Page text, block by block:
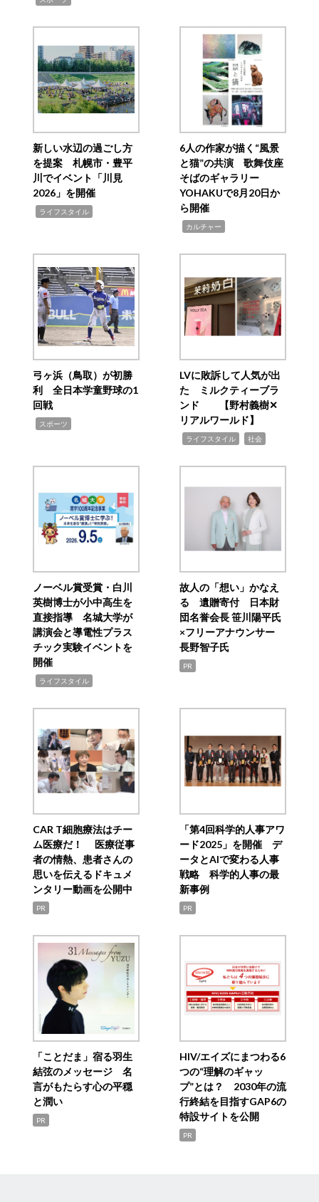
新しい水辺の過ごし方
を提案 札幌市・豊平
川でイベント「川見
2026」を開催
ライフスタイル
6人の作家が描く“風景
と猫”の共演 歌舞伎座
そばのギャラリー
YOHAKUで8月20日か
ら開催
カルチャー
弓ヶ浜（鳥取）が初勝
利 全日本学童野球の1
回戦
スポーツ
LVに敗訴して人気が出
た ミルクティーブラ
ンド 【野村義樹✕
リアルワールド】
ライフスタイル 社会
ノーベル賞受賞・白川
英樹博士が小中高生を
直接指導 名城大学が
講演会と導電性プラス
チック実験イベントを
開催
ライフスタイル
故人の「想い」かなえ
る 遺贈寄付 日本財
団名誉会長 笹川陽平氏
×フリーアナウンサー
長野智子氏
PR
CAR T細胞療法はチー
ム医療だ！ 医療従事
者の情熱、患者さんの
思いを伝えるドキュメ
ンタリー動画を公開中
PR
「第4回科学的人事アワ
ード2025」を開催 デ
ータとAIで変わる人事
戦略 科学的人事の最
新事例
PR
「ことだま」宿る羽生
結弦のメッセージ 名
言がもたらす心の平穏
と潤い
PR
HIV/エイズにまつわる6
つの“理解のギャッ
プ”とは？ 2030年の流
行終結を目指すGAP6の
特設サイトを公開
PR